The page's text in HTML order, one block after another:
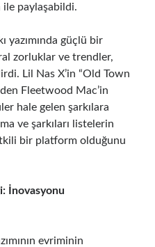
ile paylaşabildi.
yazımında güçlü bir
zorluklar ve trendler,
Lil Nas X’in “Old Town
Fleetwood Mac’in
hale gelen şarkılara
ve şarkıları listelerin
bir platform olduğunu
İnovasyonu
evriminin